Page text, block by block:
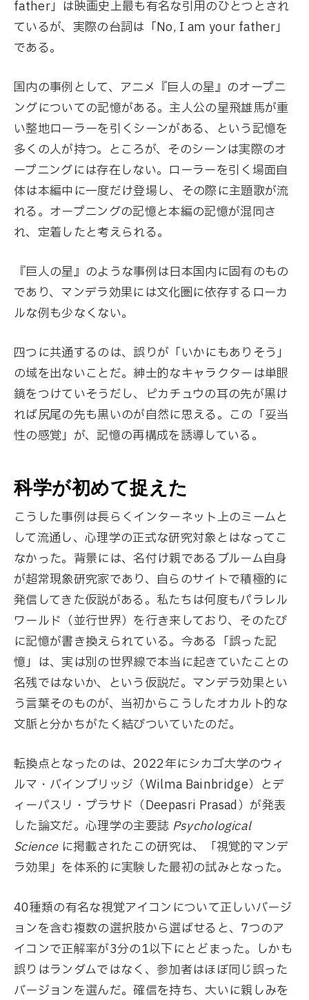
father」は映画史上最も有名な引用のひとつとされ
ているが、実際の台詞は「No, I am your father」
である。
国内の事例として、アニメ『巨人の星』のオープニ
ングについての記憶がある。主人公の星飛雄馬が重
い整地ローラーを引くシーンがある、という記憶を
多くの人が持つ。ところが、そのシーンは実際のオ
ープニングには存在しない。ローラーを引く場面自
体は本編中に一度だけ登場し、その際に主題歌が流
れる。オープニングの記憶と本編の記憶が混同さ
れ、定着したと考えられる。
『巨人の星』のような事例は日本国内に固有のもの
であり、マンデラ効果には文化圏に依存するローカ
ルな例も少なくない。
四つに共通するのは、誤りが「いかにもありそう」
の域を出ないことだ。紳士的なキャラクターは単眼
鏡をつけていそうだし、ピカチュウの耳の先が黒け
れば尻尾の先も黒いのが自然に思える。この「妥当
性の感覚」が、記憶の再構成を誘導している。
科学が初めて捉えた
こうした事例は長らくインターネット上のミームと
して流通し、心理学の正式な研究対象とはなってこ
なかった。背景には、名付け親であるブルーム自身
が超常現象研究家であり、自らのサイトで積極的に
発信してきた仮説がある。私たちは何度もパラレル
ワールド（並行世界）を行き来しており、そのたび
に記憶が書き換えられている。今ある「誤った記
憶」は、実は別の世界線で本当に起きていたことの
名残ではないか、という仮説だ。マンデラ効果とい
う言葉そのものが、当初からこうしたオカルト的な
文脈と分かちがたく結びついていたのだ。
転換点となったのは、2022年にシカゴ大学のウィ
ルマ・バインブリッジ（Wilma Bainbridge）とデ
ィーパスリ・プラサド（Deepasri Prasad）が発表
した論文だ。心理学の主要誌 Psychological
Scienceに掲載されたこの研究は、「視覚的マンデ
ラ効果」を体系的に実験した最初の試みとなった。
40種類の有名な視覚アイコンについて正しいバージ
ョンを含む複数の選択肢から選ばせると、7つのア
イコンで正解率が3分の1以下にとどまった。しかも
誤りはランダムではなく、参加者はほぼ同じ誤った
バージョンを選んだ。確信を持ち、大いに親しみを